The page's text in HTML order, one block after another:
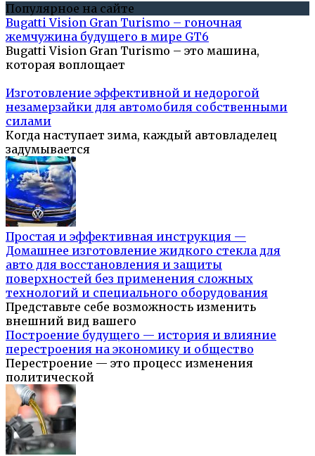
Популярное на сайте
Bugatti Vision Gran Turismo – гоночная
жемчужина будущего в мире GT6
Bugatti Vision Gran Turismo – это машина,
которая воплощает
Изготовление эффективной и недорогой
незамерзайки для автомобиля собственными
силами
Когда наступает зима, каждый автовладелец
задумывается
Простая и эффективная инструкция —
Домашнее изготовление жидкого стекла для
авто для восстановления и защиты
поверхностей без применения сложных
технологий и специального оборудования
Представьте себе возможность изменить
внешний вид вашего
Построение будущего — история и влияние
перестроения на экономику и общество
Перестроение — это процесс изменения
политической